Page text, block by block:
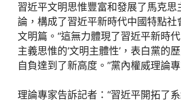
習近平文明思惟豐富和發展了馬克思
論，構成了習近平新時代中國特點社
文明篇。“這無力體現了習近平新時
主義思惟的‘文明主體性’，表白黨的
自負達到了新高度。”黨內權威理論專
理論專家告訴記者：“習近平開拓了